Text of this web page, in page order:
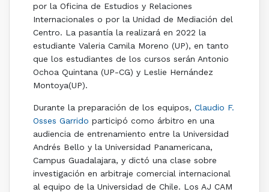
por la Oficina de Estudios y Relaciones
Internacionales o por la Unidad de Mediación del
Centro. La pasantía la realizará en 2022 la
estudiante Valeria Camila Moreno (UP), en tanto
que los estudiantes de los cursos serán Antonio
Ochoa Quintana (UP-CG) y Leslie Hernández
Montoya(UP).
Durante la preparación de los equipos, Claudio F.
Osses Garrido participó como árbitro en una
audiencia de entrenamiento entre la Universidad
Andrés Bello y la Universidad Panamericana,
Campus Guadalajara, y dictó una clase sobre
investigación en arbitraje comercial internacional
al equipo de la Universidad de Chile. Los AJ CAM